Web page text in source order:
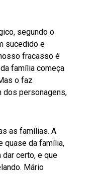
segundo o
sucedido e
fracasso é
família começa
o faz
dos personagens,
as famílias. A
quase da família,
certo, e que
Mário